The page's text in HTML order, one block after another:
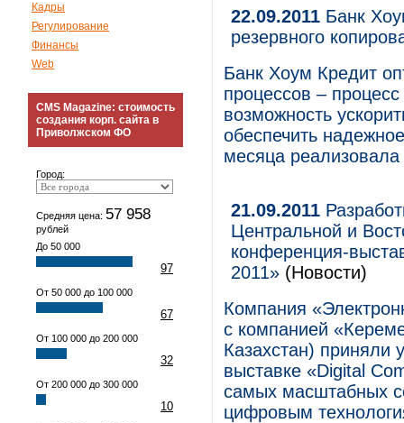
Кадры
Регулирование
Финансы
Web
CMS Magazine: стоимость
создания корп. сайта в
Приволжском ФО
Город:
Средняя цена: 57 958
рублей
До 50 000
97
От 50 000 до 100 000
67
От 100 000 до 200 000
32
От 200 000 до 300 000
10
22.09.2011 Банк
резервного
Банк Хоум Кредит
процессов –
возможность
обеспечить
месяца
21.09.2011
Центральной и
конференция-
2011» (Новости)
Компания
с компанией
Казахстан) приняли
выставке «Digital
самых масштабных
цифровым